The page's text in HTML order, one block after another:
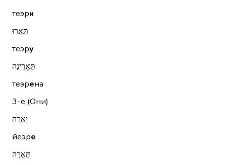
теэри
תֶּאֱרוּ
теэру
תֶּאֱרֶינָה
теэрена
3-е (Они)
יֶאֱרֶה
йеэре
תֶּאֱרֶה